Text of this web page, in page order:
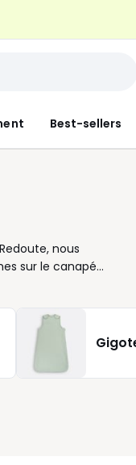
& Maison
Best-sellers
nous
sur le canapé
vos habitudes,
d’usage au
les journées
utile, facile à
inutile.